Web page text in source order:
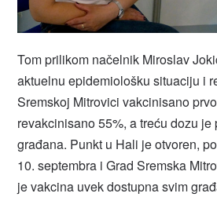
Tom prilikom načelnik Miroslav
aktuelnu epidemiološku situaciju i
Sremskoj Mitrovici vakcinisano
revakcinisano 55%, a treću dozu
građana. Punkt u Hali je otvoren,
10. septembra i Grad Sremska
je vakcina uvek dostupna svim